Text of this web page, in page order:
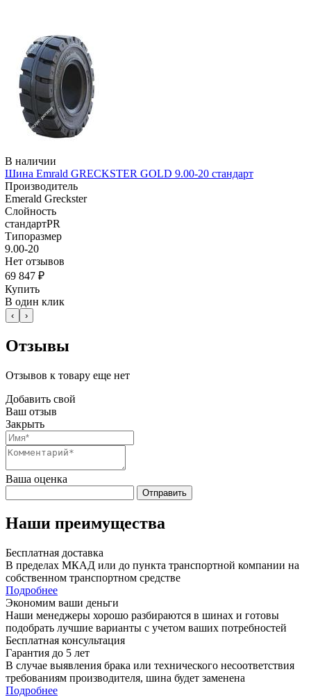
В наличии
Шина Emrald GRECKSTER GOLD 9.00-20 стандарт
Производитель
Emerald Greckster
Слойность
стандартPR
Типоразмер
9.00-20
Нет отзывов
69 847 ₽
Купить
В один клик
‹ ›
Отзывы
Отзывов к товару еще нет
Добавить свой
Ваш отзыв
Закрыть
Ваша оценка
Отправить
Наши преимущества
Бесплатная доставка
В пределах МКАД или до пункта транспортной компании на
собственном транспортном средстве
Подробнее
Экономим ваши деньги
Наши менеджеры хорошо разбираются в шинах и готовы
подобрать лучшие варианты с учетом ваших потребностей
Бесплатная консультация
Гарантия до 5 лет
В случае выявления брака или технического несоответствия
требованиям производителя, шина будет заменена
Подробнее